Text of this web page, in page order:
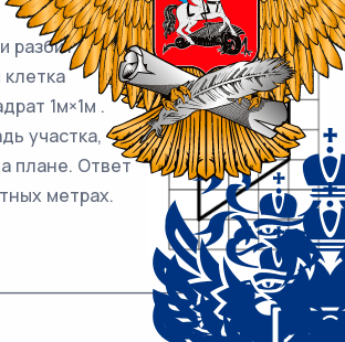
разбит на
1м×1м .
участка,
плане. Ответ
метрах.